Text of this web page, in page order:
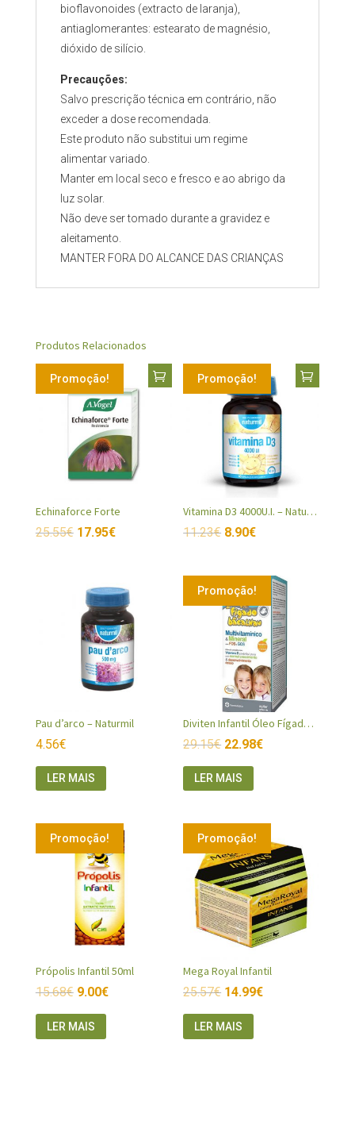
bioflavonoides (extracto de laranja),
antiaglomerantes: estearato de magnésio,
dióxido de silício.
Precauções:
Salvo prescrição técnica em contrário, não
exceder a dose recomendada.
Este produto não substitui um regime
alimentar variado.
Manter em local seco e fresco e ao abrigo da
luz solar.
Não deve ser tomado durante a gravidez e
aleitamento.
MANTER FORA DO ALCANCE DAS CRIANÇAS
Produtos Relacionados
Promoção!
Echinaforce Forte
25.55€ 17.95€
Promoção!
Vitamina D3 4000U.I. – Naturmil
11.23€ 8.90€
Pau d’arco – Naturmil
4.56€
LER MAIS
Promoção!
Diviten Infantil Óleo Fígado Bacalhau
29.15€ 22.98€
LER MAIS
Promoção!
Própolis Infantil 50ml
15.68€ 9.00€
LER MAIS
Promoção!
Mega Royal Infantil
25.57€ 14.99€
LER MAIS